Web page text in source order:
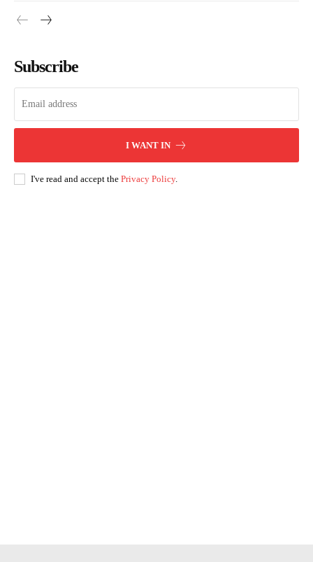
Subscribe
I WANT IN
I've read and accept the Privacy Policy.